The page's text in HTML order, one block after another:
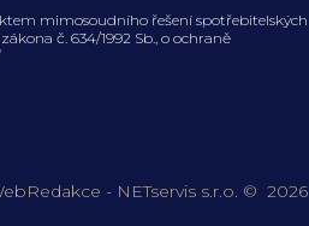
mimosoudního řešení spotřebitelských
č. 634/1992 Sb., o ochraně
- NETservis s.r.o. © 2026